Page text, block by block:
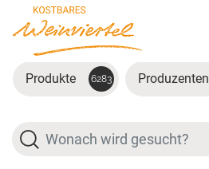
Zum Hauptinhalt springen
Produkte 6283 Produzenten
Suche